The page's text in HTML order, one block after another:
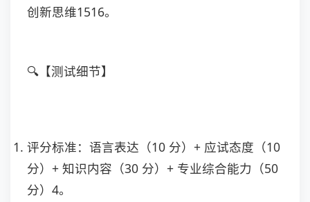
创新思维1516。
🔍【测试细节】
评分标准：语言表达（10 分）+ 应试态度（10
分）+ 知识内容（30 分）+ 专业综合能力（50
分） 4。